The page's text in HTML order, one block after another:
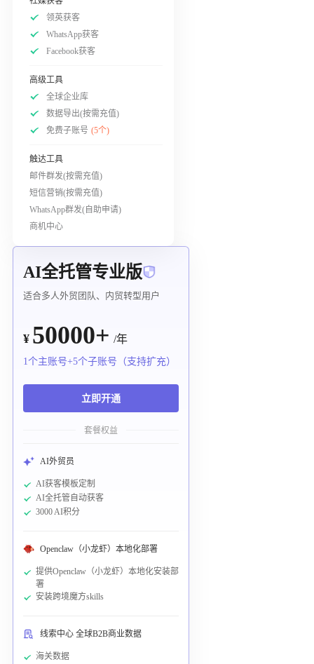
领英获客
WhatsApp获客
Facebook获客
高级工具
全球企业库
数据导出(按需充值)
免费子账号 (5个)
触达工具
邮件群发(按需充值)
短信营销(按需充值)
WhatsApp群发(自助申请)
商机中心
AI全托管专业版
适合多人外贸团队、内贸转型用户
¥ 50000+ /年
1个主账号+5个子账号（支持扩充）
立即开通
套餐权益
AI外贸员
AI获客模板定制
AI全托管自动获客
3000 AI积分
Openclaw（小龙虾）本地化部署
提供Openclaw（小龙虾）本地化安装部
署
安装跨境魔方skills
线索中心 全球B2B商业数据
海关数据